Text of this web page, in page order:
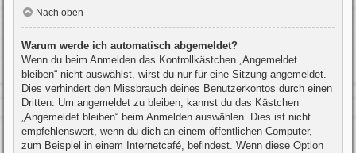
Nach oben
Warum werde ich automatisch abgemeldet?
Wenn du beim Anmelden das Kontrollkästchen „Angemeldet
bleiben“ nicht auswählst, wirst du nur für eine Sitzung angemeldet.
Dies verhindert den Missbrauch deines Benutzerkontos durch einen
Dritten. Um angemeldet zu bleiben, kannst du das Kästchen
„Angemeldet bleiben“ beim Anmelden auswählen. Dies ist nicht
empfehlenswert, wenn du dich an einem öffentlichen Computer,
zum Beispiel in einem Internetcafé, befindest. Wenn diese Option